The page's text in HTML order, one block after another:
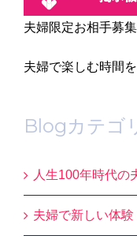
夫婦限定お相手募
夫婦で楽しむ時間
Blogカテゴ
人生100年時代の
夫婦で新しい体験